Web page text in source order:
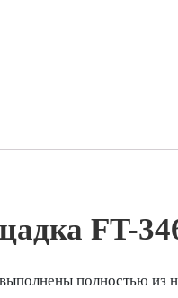
FT-
полностью из